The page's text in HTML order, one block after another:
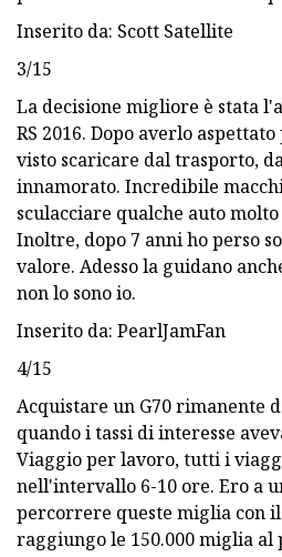
Inserito da: Scott Satellite
3/15
La decisione migliore è stata
RS 2016. Dopo averlo
visto scaricare dal trasporto,
innamorato. Incredibile
sculacciare qualche auto
Inoltre, dopo 7 anni ho perso
valore. Adesso la guidano
non lo sono io.
Inserito da: PearlJamFan
4/15
Acquistare un G70 rimanente
quando i tassi di interesse
Viaggio per lavoro, tutti i
nell'intervallo 6-10 ore. Ero a
percorrere queste miglia con
raggiungo le 150.000 miglia